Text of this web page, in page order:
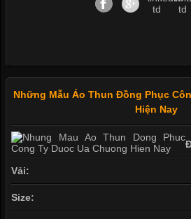
Những Mẫu Áo Thun Đồng Phục
Hiện Nay
Vải:
Size: